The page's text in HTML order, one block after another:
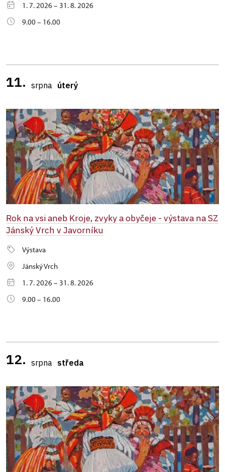
1. 7. 2026 – 31. 8. 2026
9.00 – 16.00
11. srpna úterý
Rok na vsi aneb Kroje, zvyky a obyčeje - výstava na SZ
Jánský Vrch v Javorníku
Výstava
Jánský Vrch
1. 7. 2026 – 31. 8. 2026
9.00 – 16.00
12. srpna středa